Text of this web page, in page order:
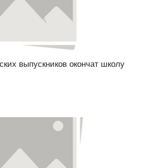
выпускников окончат школу